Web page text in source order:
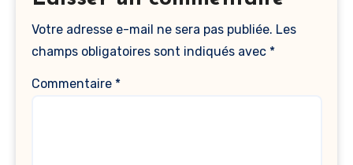
Votre adresse e-mail ne sera pas publiée. Les
champs obligatoires sont indiqués avec *
Commentaire *